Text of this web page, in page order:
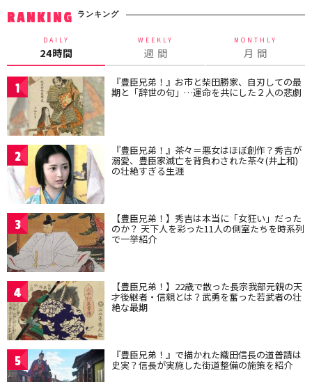
RANKING ランキング
DAILY
24時間
WEEKLY
週 間
MONTHLY
月 間
1 『豊臣兄弟！』お市と柴田勝家、自刃しての最
期と「辞世の句」…運命を共にした２人の悲劇
2 『豊臣兄弟！』茶々＝悪女はほぼ創作？秀吉が
溺愛、豊臣家滅亡を背負わされた茶々(井上和)
の壮絶すぎる生涯
3 【豊臣兄弟！】秀吉は本当に「女狂い」だった
のか？ 天下人を彩った11人の側室たちを時系列
で一挙紹介
4 【豊臣兄弟！】22歳で散った長宗我部元親の天
才後継者・信親とは？武勇を奮った若武者の壮
絶な最期
5 『豊臣兄弟！』で描かれた織田信長の道普請は
史実？信長が実施した街道整備の施策を紹介